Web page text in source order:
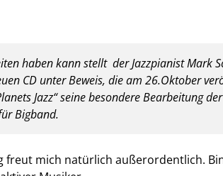
haben kann stellt der Jazzpianist Mark
CD unter Beweis, die am 26.Oktober
Jazz“ seine besondere Bearbeitung
Bigband.
freut mich natürlich außerordentlich.